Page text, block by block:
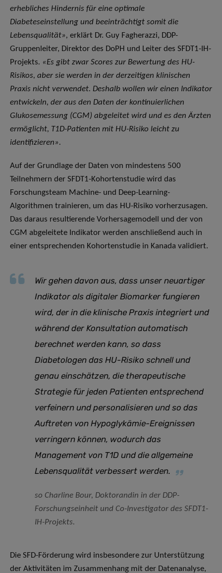
erhebliches Hindernis für eine optimale
Diabeteseinstellung und beeinträchtigt somit die
Lebensqualität», erklärt Dr. Guy Fagherazzi, DDP-
Gruppenleiter, Direktor des DoPH und Leiter des SFDT1-IH-
Projekts. «Es gibt zwar Scores zur Bewertung des HU-
Risikos, aber sie werden in der derzeitigen klinischen
Praxis nicht verwendet. Deshalb wollen wir einen Indikator
entwickeln, der aus den Daten der kontinuierlichen
Glukosemessung (CGM) abgeleitet wird und es den Ärzten
ermöglicht, T1D-Patienten mit HU-Risiko leicht zu
identifizieren».
Auf der Grundlage der Daten von mindestens 500
Teilnehmern der SFDT1-Kohortenstudie wird das
Forschungsteam Machine- und Deep-Learning-
Algorithmen trainieren, um das HU-Risiko vorherzusagen.
Das daraus resultierende Vorhersagemodell und der von
CGM abgeleitete Indikator werden anschließend auch in
einer entsprechenden Kohortenstudie in Kanada validiert.
Wir gehen davon aus, dass unser neuartiger
Indikator als digitaler Biomarker fungieren
wird, der in die klinische Praxis integriert und
während der Konsultation automatisch
berechnet werden kann, so dass
Diabetologen das HU-Risiko schnell und
genau einschätzen, die therapeutische
Strategie für jeden Patienten entsprechend
verfeinern und personalisieren und so das
Auftreten von Hypoglykämie-Ereignissen
verringern können, wodurch das
Management von T1D und die allgemeine
Lebensqualität verbessert werden.
so Charline Bour, Doktorandin in der DDP-
Forschungseinheit und Co-Investigator des SFDT1-
IH-Projekts.
Die SFD-Förderung wird insbesondere zur Unterstützung
der Aktivitäten im Zusammenhang mit der Datenanalyse,